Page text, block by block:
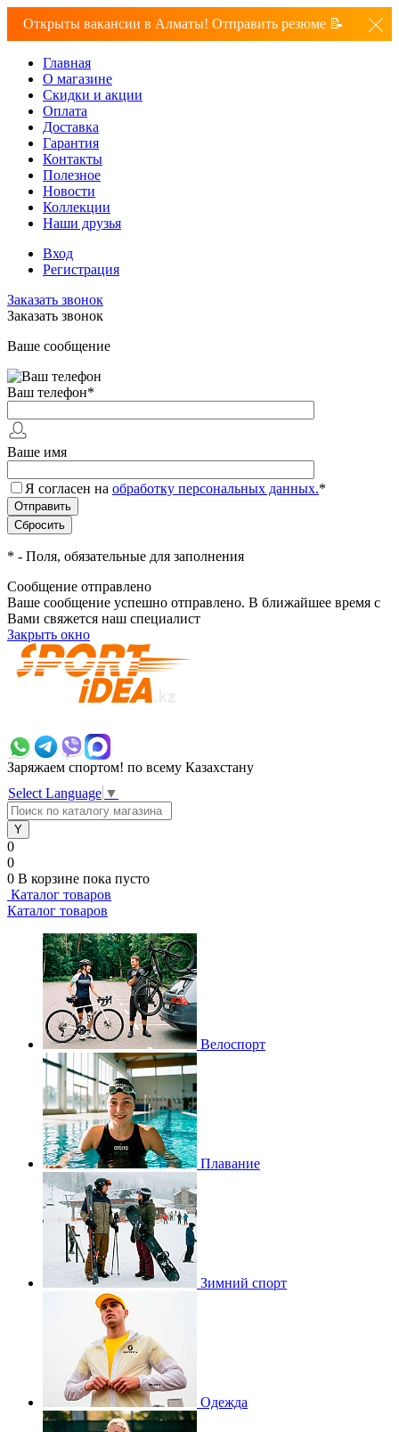
Открыты вакансии в Алматы! Отправить резюме 📝
Главная
О магазине
Скидки и акции
Оплата
Доставка
Гарантия
Контакты
Полезное
Новости
Коллекции
Наши друзья
Вход
Регистрация
Заказать звонок
Заказать звонок
Ваше сообщение
Ваш телефон*
Ваше имя
Я согласен на обработку персональных данных.*
* - Поля, обязательные для заполнения
Сообщение отправлено
Ваше сообщение успешно отправлено. В ближайшее время с
Вами свяжется наш специалист
Закрыть окно
Заряжаем спортом! по всему Казахстану
Select Language ▼
0
0
0 В корзине пока пусто
Каталог товаров
Каталог товаров
Велоспорт
Плавание
Зимний спорт
Одежда